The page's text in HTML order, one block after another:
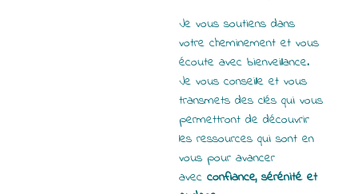
Je vous soutiens dans
votre cheminement et vous
écoute avec bienveillance.
Je vous conseille et vous
transmets des clés qui vous
permettront de découvrir
les ressources qui sont en
vous pour avancer
avecconfiance, sérénité et